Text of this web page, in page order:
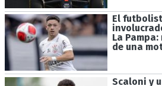
El
La
de una
Scaloni y